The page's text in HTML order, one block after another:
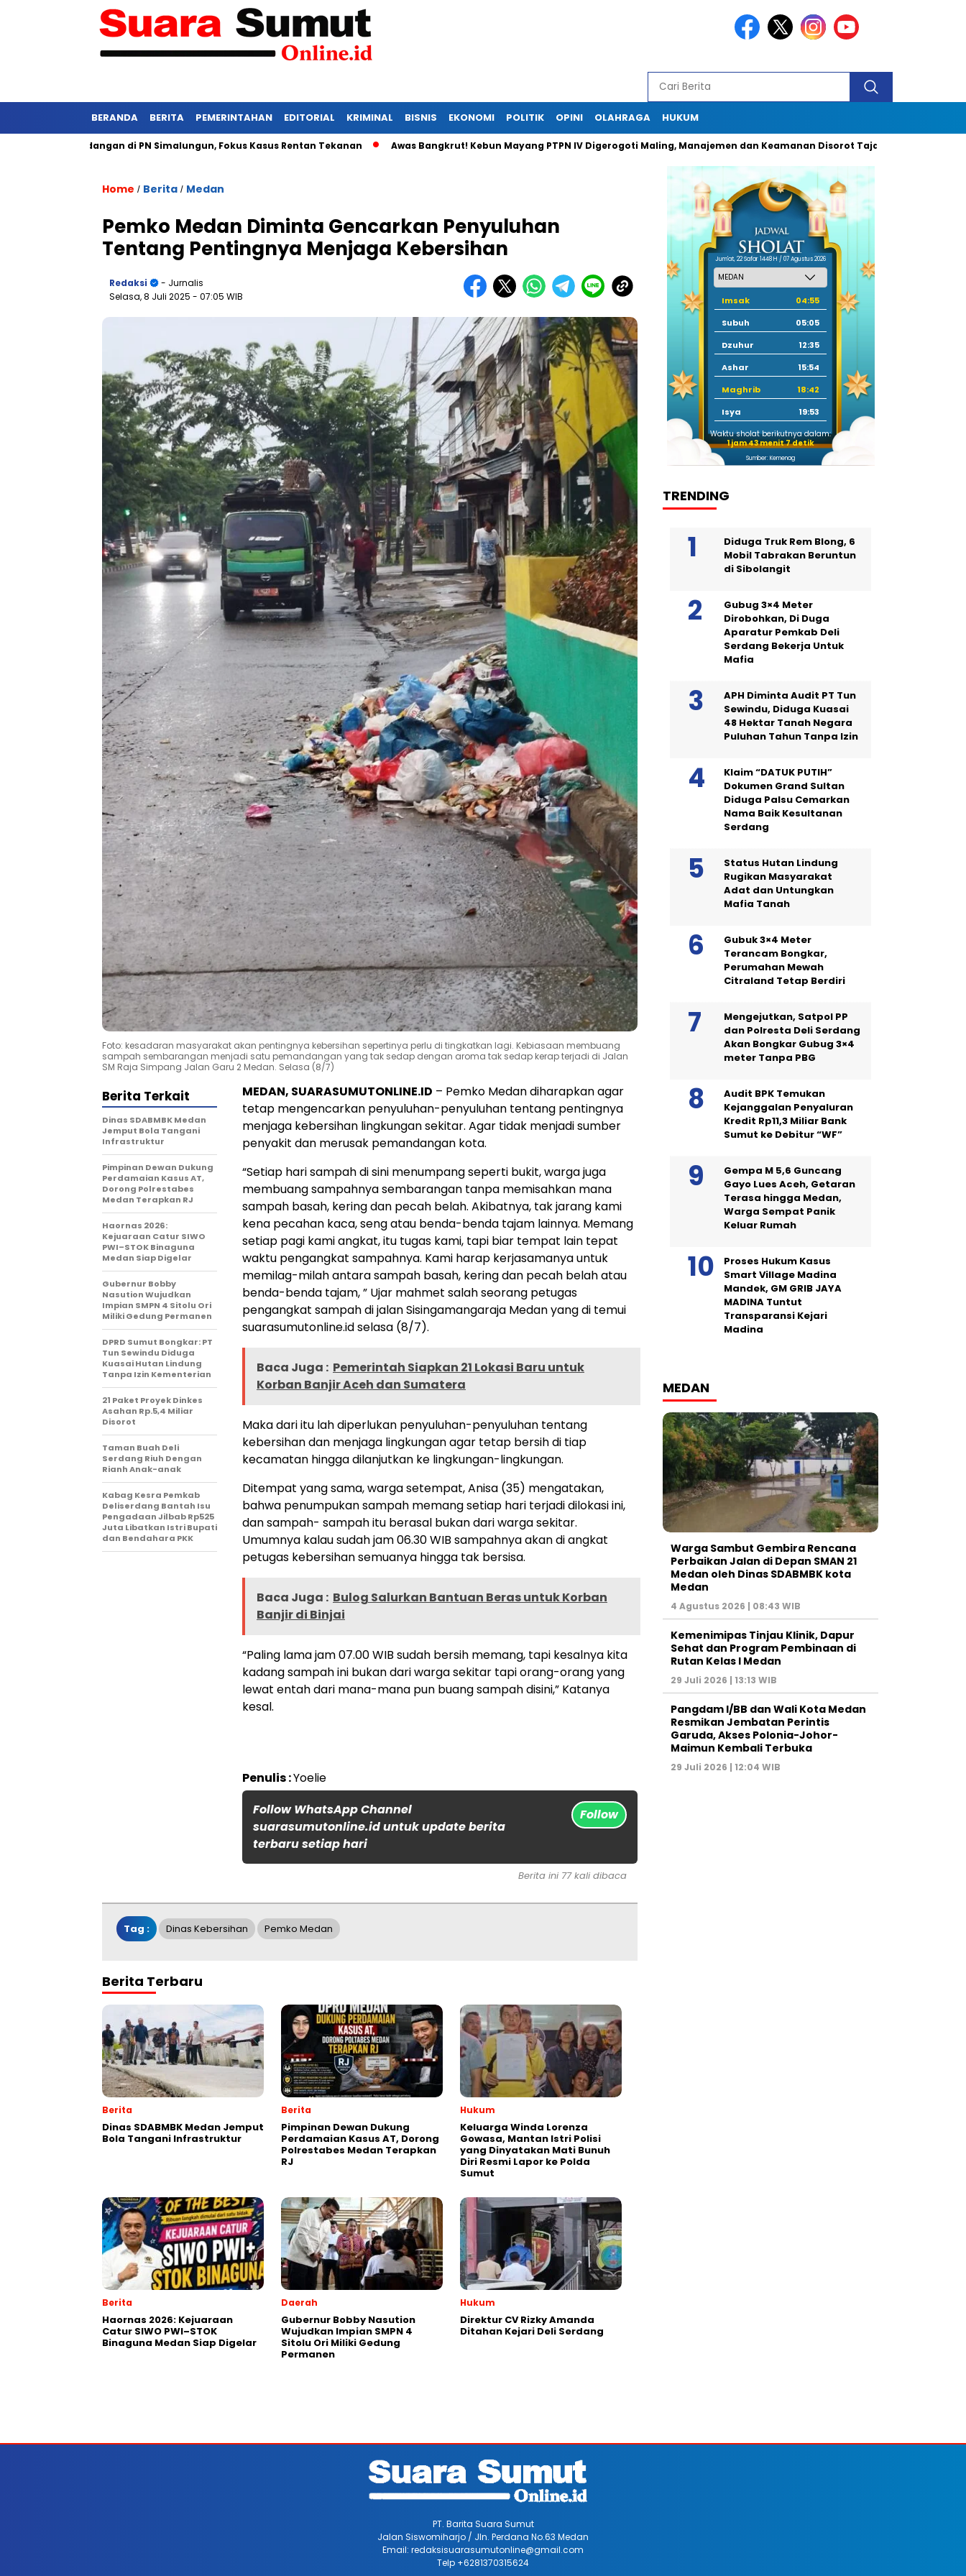
BERANDA BERITA PEMERINTAHAN EDITORIAL KRIMINAL BISNIS EKONOMI POLITIK OPINI OLAHRAGA HUKUM
Persidangan di PN Simalungun, Fokus Kasus Rentan Tekanan Awas Bangkrut! Kebun Mayang PTPN IV Digerogoti Maling, Manajemen dan Keamanan Disorot Tajam Dugaan Pungli
Home / Berita / Medan
Pemko Medan Diminta Gencarkan Penyuluhan
Tentang Pentingnya Menjaga Kebersihan
Redaksi
- Jurnalis
Selasa, 8 Juli 2025 - 07:05 WIB
Foto: kesadaran masyarakat akan pentingnya kebersihan sepertinya perlu di tingkatkan lagi. Kebiasaan membuang
sampah sembarangan menjadi satu pemandangan yang tak sedap dengan aroma tak sedap kerap terjadi di Jalan
SM Raja Simpang Jalan Garu 2 Medan. Selasa (8/7)
MEDAN, SUARASUMUTONLINE.ID – Pemko Medan diharapkan agar
tetap mengencarkan penyuluhan-penyuluhan tentang pentingnya
menjaga kebersihan lingkungan sekitar. Agar tidak menjadi sumber
penyakit dan merusak pemandangan kota.
“Setiap hari sampah di sini menumpang seperti bukit, warga juga
membuang sampahnya sembarangan tanpa memisahkan mana
sampah basah, kering dan pecah belah. Akibatnya, tak jarang kami
kena pecahan kaca, seng atau benda-benda tajam lainnya. Memang
setiap pagi kami angkat, itu tugas kami, tapi biar tempat lain tepat
waktu pengangkat sampahnya. Kami harap kerjasamanya untuk
memilag-milah antara sampah basah, kering dan pecah belah atau
benda-benda tajam, ” Ujar mahmet salah seorang petugas
pengangkat sampah di jalan Sisingamangaraja Medan yang di temui
suarasumutonline.id selasa (8/7).
Baca Juga : Pemerintah Siapkan 21 Lokasi Baru untuk
Korban Banjir Aceh dan Sumatera
Maka dari itu lah diperlukan penyuluhan-penyuluhan tentang
kebersihan dan menjaga lingkungan agar tetap bersih di tiap
kecamatan hingga dilanjutkan ke lingkungan-lingkungan.
Ditempat yang sama, warga setempat, Anisa (35) mengatakan,
bahwa penumpukan sampah memang setiap hari terjadi dilokasi ini,
dan sampah- sampah itu berasal bukan dari warga sekitar.
Umumnya kalau sudah jam 06.30 WIB sampahnya akan di angkat
petugas kebersihan semuanya hingga tak bersisa.
Baca Juga : Bulog Salurkan Bantuan Beras untuk Korban
Banjir di Binjai
“Paling lama jam 07.00 WIB sudah bersih memang, tapi kesalnya kita
kadang sampah ini bukan dari warga sekitar tapi orang-orang yang
lewat entah dari mana-mana pun buang sampah disini,” Katanya
kesal.
Penulis :Yoelie
Follow WhatsApp Channel
suarasumutonline.id untuk update berita
terbaru setiap hari
Follow
Berita Terkait
Dinas SDABMBK Medan
Jemput Bola Tangani
Infrastruktur
Pimpinan Dewan Dukung
Perdamaian Kasus AT,
Dorong Polrestabes
Medan Terapkan RJ
Haornas 2026:
Kejuaraan Catur SIWO
PWI–STOK Binaguna
Medan Siap Digelar
Gubernur Bobby
Nasution Wujudkan
Impian SMPN 4 Sitolu Ori
Miliki Gedung Permanen
DPRD Sumut Bongkar: PT
Tun Sewindu Diduga
Kuasai Hutan Lindung
Tanpa Izin Kementerian
21 Paket Proyek Dinkes
Asahan Rp.5,4 Miliar
Disorot
Taman Buah Deli
Serdang Riuh Dengan
Rianh Anak-anak
Kabag Kesra Pemkab
Deliserdang Bantah Isu
Pengadaan Jilbab Rp525
Juta Libatkan Istri Bupati
dan Bendahara PKK
Berita ini 77 kali dibaca
Tag : Dinas Kebersihan Pemko Medan
Berita Terbaru
Berita
Dinas SDABMBK Medan Jemput
Bola Tangani Infrastruktur
Berita
Pimpinan Dewan Dukung
Perdamaian Kasus AT, Dorong
Polrestabes Medan Terapkan
RJ
Hukum
Keluarga Winda Lorenza
Gowasa, Mantan Istri Polisi
yang Dinyatakan Mati Bunuh
Diri Resmi Lapor ke Polda
Sumut
Berita
Haornas 2026: Kejuaraan
Catur SIWO PWI–STOK
Binaguna Medan Siap Digelar
Daerah
Gubernur Bobby Nasution
Wujudkan Impian SMPN 4
Sitolu Ori Miliki Gedung
Permanen
Hukum
Direktur CV Rizky Amanda
Ditahan Kejari Deli Serdang
Jum'at, 22 Safar 1448 H / 07 Agustus 2026
Imsak
04:55
Subuh
05:05
Dzuhur
12:35
Ashar
15:54
Maghrib
18:42
Isya
19:53
Waktu sholat berikutnya dalam:
1 jam 43 menit 6 detik
Sumber: Kemenag
TRENDING
Diduga Truk Rem Blong, 6
Mobil Tabrakan Beruntun
di Sibolangit
Gubug 3×4 Meter
Dirobohkan, Di Duga
Aparatur Pemkab Deli
Serdang Bekerja Untuk
Mafia
APH Diminta Audit PT Tun
Sewindu, Diduga Kuasai
48 Hektar Tanah Negara
Puluhan Tahun Tanpa Izin
Klaim “DATUK PUTIH”
Dokumen Grand Sultan
Diduga Palsu Cemarkan
Nama Baik Kesultanan
Serdang
Status Hutan Lindung
Rugikan Masyarakat
Adat dan Untungkan
Mafia Tanah
Gubuk 3×4 Meter
Terancam Bongkar,
Perumahan Mewah
Citraland Tetap Berdiri
Mengejutkan, Satpol PP
dan Polresta Deli Serdang
Akan Bongkar Gubug 3×4
meter Tanpa PBG
Audit BPK Temukan
Kejanggalan Penyaluran
Kredit Rp11,3 Miliar Bank
Sumut ke Debitur “WF”
Gempa M 5,6 Guncang
Gayo Lues Aceh, Getaran
Terasa hingga Medan,
Warga Sempat Panik
Keluar Rumah
Proses Hukum Kasus
Smart Village Madina
Mandek, GM GRIB JAYA
MADINA Tuntut
Transparansi Kejari
Madina
MEDAN
Warga Sambut Gembira Rencana
Perbaikan Jalan di Depan SMAN 21
Medan oleh Dinas SDABMBK kota
Medan
4 Agustus 2026 | 08:43 WIB
Kemenimipas Tinjau Klinik, Dapur
Sehat dan Program Pembinaan di
Rutan Kelas I Medan
29 Juli 2026 | 13:13 WIB
Pangdam I/BB dan Wali Kota Medan
Resmikan Jembatan Perintis
Garuda, Akses Polonia-Johor-
Maimun Kembali Terbuka
29 Juli 2026 | 12:04 WIB
PT. Barita Suara Sumut
Jalan Siswomiharjo / Jln. Perdana No.63 Medan
Email: redaksisuarasumutonline@gmail.com
Telp +6281370315624